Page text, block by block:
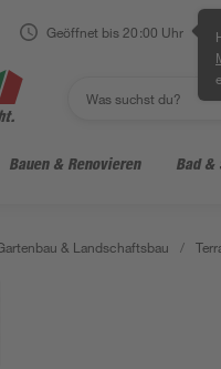
Geöffnet bis 20:00 Uhr
Bauen & Renovieren Bad &
& Landschaftsbau /